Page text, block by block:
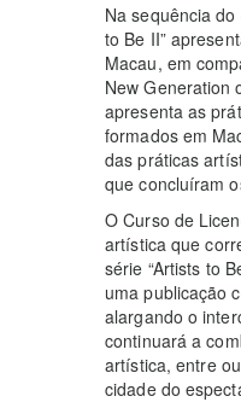
Na sequência
to Be II”
Macau, em
New Generation
apresenta as
formados em
das práticas
que concluíram
O Curso de
artística que
série “Artists to
uma publicação
alargando o
continuará a
artística, entre
cidade do